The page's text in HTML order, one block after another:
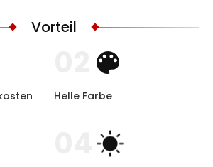
Vorteil
Helle Farbe